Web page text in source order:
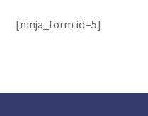
[ninja_form id=5]